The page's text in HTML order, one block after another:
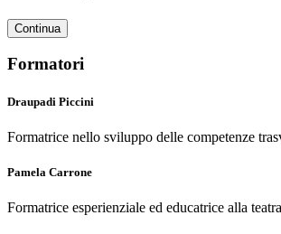
Continua
Formatori
Draupadi Piccini
Formatrice nello sviluppo delle competenze
Pamela Carrone
Formatrice esperienziale ed educatrice alla